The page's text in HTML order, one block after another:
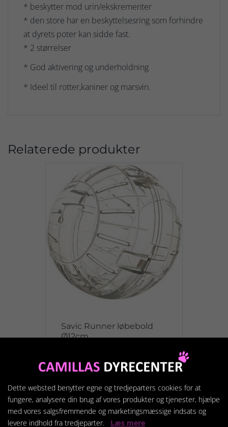
* beskytter mod urin/ekskrementer
* den store har en beskyttelsesring som forhindre
at dyrets poter kan sidde fast.
* 2 størrelser
* God aktivering og underholdning
* Ideel til rotter,kaniner og marsvin.
Relaterede produkter
Savic Runner løbebold
Ø12cm
Vis produkt
Dette websted benytter egne og tredjeparters cookies for at
fungere, analysere din brug af vores produkter og tjenester, hjælpe
med vores salgsfremmende og marketingsmæssige indsats og
levere indhold fra tredjeparter. Læs mere